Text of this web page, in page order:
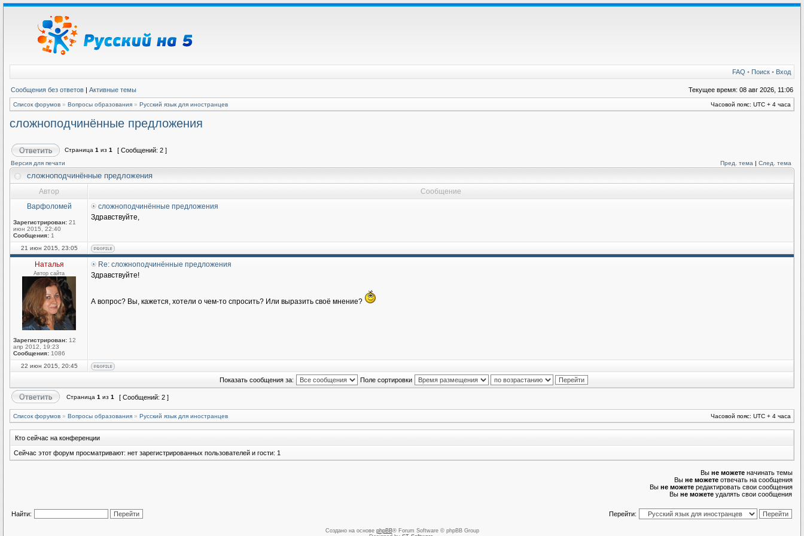
FAQ • Поиск • Вход
Сообщения без ответов | Активные темы Текущее время: 08 авг 2026, 11:06
Список форумов » Вопросы образования » Русский язык для иностранцев Часовой пояс: UTC + 4 часа
сложноподчинённые предложения
Страница 1 из 1 [ Сообщений: 2 ]
Версия для печати Пред. тема | След. тема
сложноподчинённые предложения
Автор
Сообщение
Варфоломей
Зарегистрирован: 21
июн 2015, 22:40
Сообщения: 1
сложноподчинённые предложения
Здравствуйте,
21 июн 2015, 23:05
Наталья
Автор сайта
Зарегистрирован: 12
апр 2012, 19:23
Сообщения: 1086
Re: сложноподчинённые предложения
Здравствуйте!
А вопрос? Вы, кажется, хотели о чем-то спросить? Или выразить своё мнение?
22 июн 2015, 20:45
Показать сообщения за: Поле сортировки
Страница 1 из 1 [ Сообщений: 2 ]
Список форумов » Вопросы образования » Русский язык для иностранцев Часовой пояс: UTC + 4 часа
Кто сейчас на конференции
Сейчас этот форум просматривают: нет зарегистрированных пользователей и гости: 1
Вы не можете начинать темы
Вы не можете отвечать на сообщения
Вы не можете редактировать свои сообщения
Вы не можете удалять свои сообщения
Найти: Перейти:
Создано на основе phpBB® Forum Software © phpBB Group